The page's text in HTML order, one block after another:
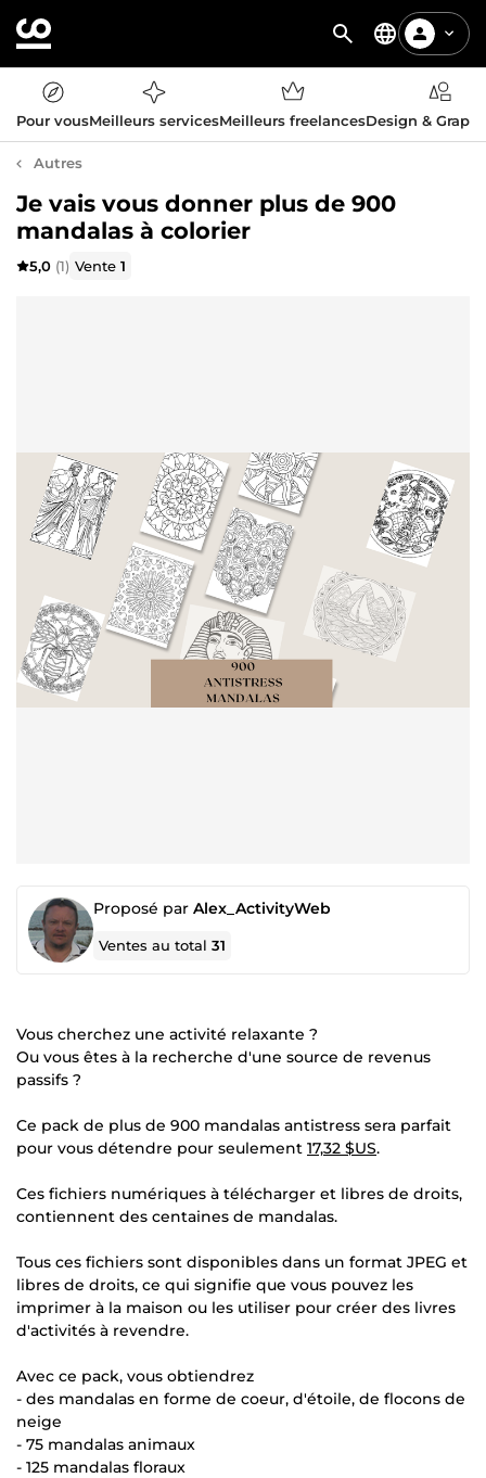
Pour vousMeilleurs servicesMeilleurs freelancesDesign &
Autres
Je vais vous donner plus de 900
mandalas à colorier
5,0 (1) Vente1
Proposé par Alex_ActivityWeb
Ventes au total31
Vous cherchez une activité relaxante ?
Ou vous êtes à la recherche d'une source de revenus
passifs ?
Ce pack de plus de 900 mandalas antistress sera parfait
pour vous détendre pour seulement 17,32 $US.
Ces fichiers numériques à télécharger et libres de droits,
contiennent des centaines de mandalas.
Tous ces fichiers sont disponibles dans un format JPEG et
libres de droits, ce qui signifie que vous pouvez les
imprimer à la maison ou les utiliser pour créer des livres
d'activités à revendre.
Avec ce pack, vous obtiendrez
- des mandalas en forme de coeur, d'étoile, de flocons de
neige
- 75 mandalas animaux
- 125 mandalas floraux